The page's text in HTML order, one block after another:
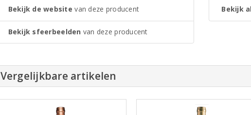
Bekijk de website van deze producent
Bekijk sfeerbeelden van deze producent
Bekijk
Vergelijkbare artikelen